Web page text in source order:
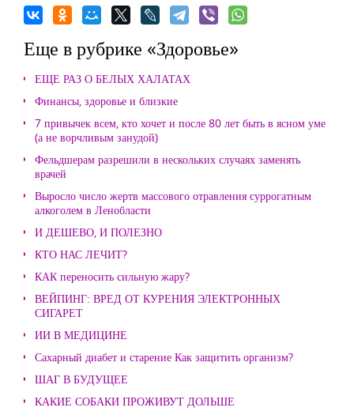
Еще в рубрике «Здоровье»
ЕЩЕ РАЗ О БЕЛЫХ ХАЛАТАХ
Финансы, здоровье и близкие
7 привычек всем, кто хочет и после 80 лет быть в ясном уме
(а не ворчливым занудой)
Фельдшерам разрешили в нескольких случаях заменять
врачей
Выросло число жертв массового отравления суррогатным
алкоголем в Ленобласти
И ДЕШЕВО, И ПОЛЕЗНО
КТО НАС ЛЕЧИТ?
КАК переносить сильную жару?
ВЕЙПИНГ: ВРЕД ОТ КУРЕНИЯ ЭЛЕКТРОННЫХ
СИГАРЕТ
ИИ В МЕДИЦИНЕ
Сахарный диабет и старение Как защитить организм?
ШАГ В БУДУЩЕЕ
КАКИЕ СОБАКИ ПРОЖИВУТ ДОЛЬШЕ